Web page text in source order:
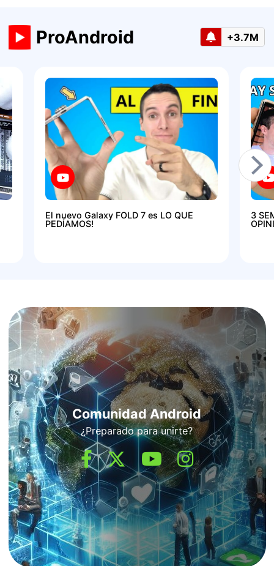
ProAndroid +3.7M
El nuevo Galaxy FOLD 7 es LO QUE
PEDÍAMOS!
3
Comunidad Android
¿Preparado para unirte?